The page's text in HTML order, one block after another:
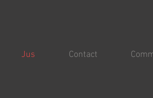
Jus Contact